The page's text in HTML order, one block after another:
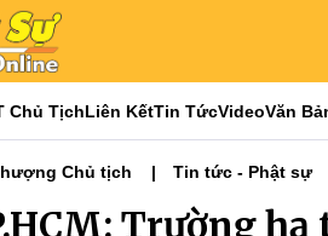
Chủ TịchLiên KếtTin TứcVideoVăn
Chủ tịch Tin tức - Phật sự
Trường